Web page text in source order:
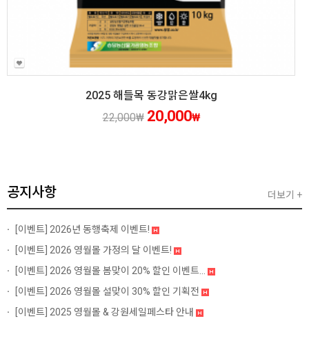
2025 해들목 동강맑은쌀4kg
22,000₩ 20,000₩
공지사항
[이벤트] 2026년 동행축제 이벤트!
[이벤트] 2026 영월몰 가정의 달 이벤트!
[이벤트] 2026 영월몰 봄맞이 20% 할인 이벤트...
[이벤트] 2026 영월몰 설맞이 30% 할인 기획전
[이벤트] 2025 영월몰 & 강원세일페스타 안내
더보기 +